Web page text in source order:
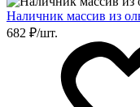
Наличник массив из
682 ₽/шт.